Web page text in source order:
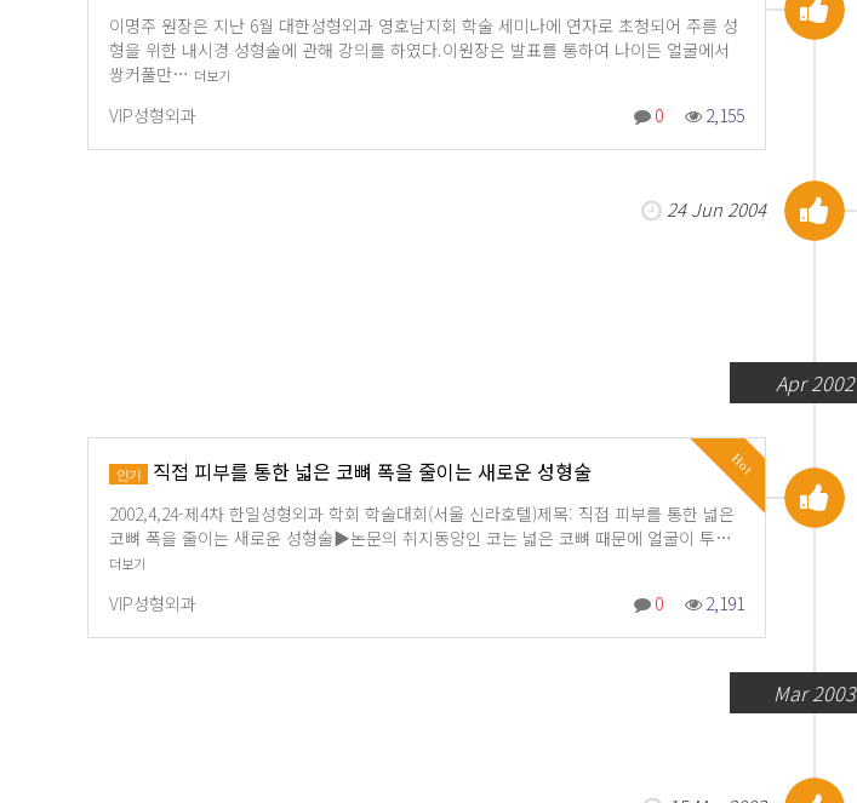
이명주 원장은 지난 6월 대한성형외과 영호남지회 학술 세미나에 연자로 초청되어 주름 성
형을 위한 내시경 성형술에 관해 강의를 하였다.이원장은 발표를 통하여 나이든 얼굴에서
쌍커풀만… 더보기
VIP성형외과 0 2,155
24 Jun 2004
Apr 2002
Hot
인기 직접 피부를 통한 넓은 코뼈 폭을 줄이는 새로운 성형술
2002,4,24-제4차 한일성형외과 학회 학술대회(서울 신라호텔)제목: 직접 피부를 통한 넓은
코뼈 폭을 줄이는 새로운 성형술▶논문의 취지동양인 코는 넓은 코뼈 때문에 얼굴이 투…
더보기
VIP성형외과 0 2,191
Mar 2003